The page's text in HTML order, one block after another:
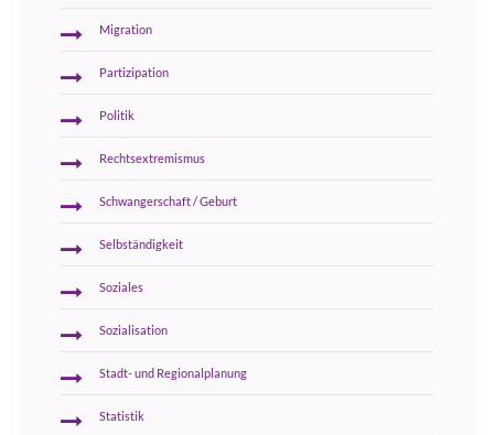
Migration
Partizipation
Politik
Rechtsextremismus
Schwangerschaft / Geburt
Selbständigkeit
Soziales
Sozialisation
Stadt- und Regionalplanung
Statistik